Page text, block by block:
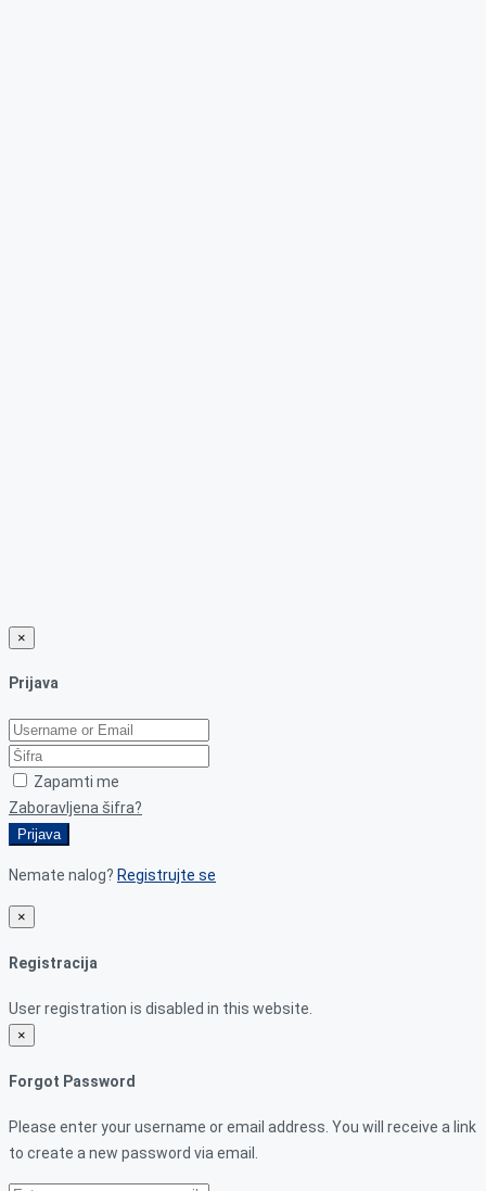
×
Prijava
Zapamti me
Zaboravljena šifra?
Prijava
Nemate nalog? Registrujte se
×
Registracija
User registration is disabled in this website.
×
Forgot Password
Please enter your username or email address. You will receive a link
to create a new password via email.